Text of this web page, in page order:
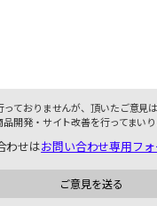
っておりませんが、頂いたご意見
開発・サイト改善を行ってまいり
わせはお問い合わせ専用フ